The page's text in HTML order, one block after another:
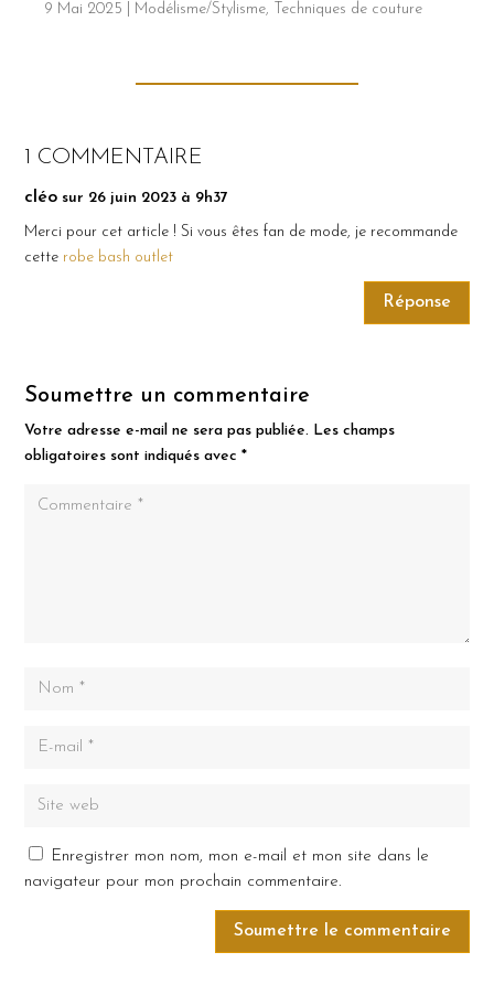
9 Mai 2025 Modélisme/Stylisme, Techniques de couture
1 COMMENTAIRE
cléo sur 26 juin 2023 à 9h37
Merci pour cet article ! Si vous êtes fan de mode, je recommande
cette robe bash outlet
Réponse
Soumettre un commentaire
Votre adresse e-mail ne sera pas publiée. Les champs
obligatoires sont indiqués avec*
Enregistrer mon nom, mon e-mail et mon site dans le
navigateur pour mon prochain commentaire.
Soumettre le commentaire